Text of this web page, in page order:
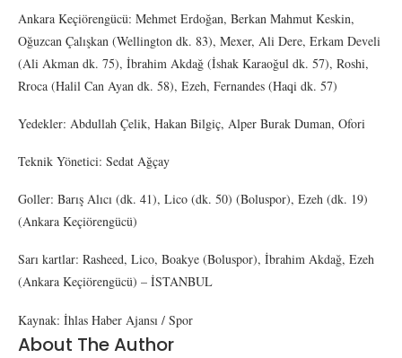
Ankara Keçiörengücü: Mehmet Erdoğan, Berkan Mahmut Keskin,
Oğuzcan Çalışkan (Wellington dk. 83), Mexer, Ali Dere, Erkam Develi
(Ali Akman dk. 75), İbrahim Akdağ (İshak Karaoğul dk. 57), Roshi,
Rroca (Halil Can Ayan dk. 58), Ezeh, Fernandes (Haqi dk. 57)
Yedekler: Abdullah Çelik, Hakan Bilgiç, Alper Burak Duman, Ofori
Teknik Yönetici: Sedat Ağçay
Goller: Barış Alıcı (dk. 41), Lico (dk. 50) (Boluspor), Ezeh (dk. 19)
(Ankara Keçiörengücü)
Sarı kartlar: Rasheed, Lico, Boakye (Boluspor), İbrahim Akdağ, Ezeh
(Ankara Keçiörengücü) – İSTANBUL
Kaynak: İhlas Haber Ajansı / Spor
About The Author